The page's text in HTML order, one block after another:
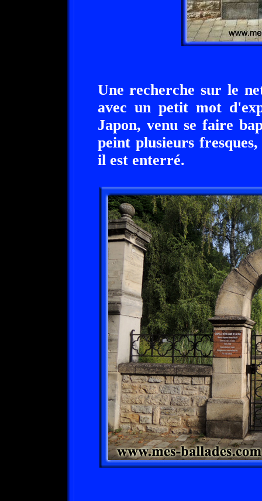
Une recherche sur le
avec un petit mot
Japon, venu se faire
peint plusieurs
il est enterré.